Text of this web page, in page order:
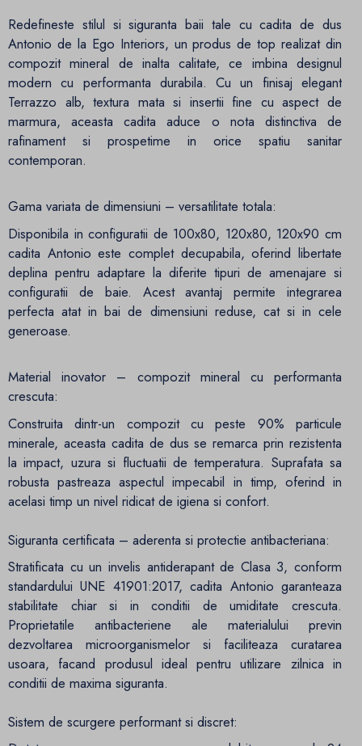
Redefineste stilul si siguranta baii tale cu cadita de dus
Antonio de la Ego Interiors, un produs de top realizat din
compozit mineral de inalta calitate, ce imbina designul
modern cu performanta durabila. Cu un finisaj elegant
Terrazzo alb, textura mata si insertii fine cu aspect de
marmura, aceasta cadita aduce o nota distinctiva de
rafinament si prospetime in orice spatiu sanitar
contemporan.
Gama variata de dimensiuni – versatilitate totala:
Disponibila in configuratii de 100x80, 120x80, 120x90 cm
cadita Antonio este complet decupabila, oferind libertate
deplina pentru adaptare la diferite tipuri de amenajare si
configuratii de baie. Acest avantaj permite integrarea
perfecta atat in bai de dimensiuni reduse, cat si in cele
generoase.
Material inovator – compozit mineral cu performanta
crescuta:
Construita dintr-un compozit cu peste 90% particule
minerale, aceasta cadita de dus se remarca prin rezistenta
la impact, uzura si fluctuatii de temperatura. Suprafata sa
robusta pastreaza aspectul impecabil in timp, oferind in
acelasi timp un nivel ridicat de igiena si confort.
Siguranta certificata – aderenta si protectie antibacteriana:
Stratificata cu un invelis antiderapant de Clasa 3, conform
standardului UNE 41901:2017, cadita Antonio garanteaza
stabilitate chiar si in conditii de umiditate crescuta.
Proprietatile antibacteriene ale materialului previn
dezvoltarea microorganismelor si faciliteaza curatarea
usoara, facand produsul ideal pentru utilizare zilnica in
conditii de maxima siguranta.
Sistem de scurgere performant si discret: